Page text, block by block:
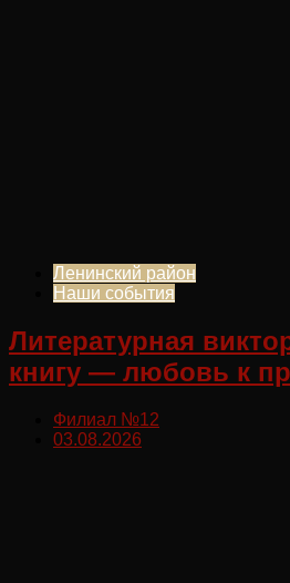
Ленинский район
Наши события
Литературная
книгу — любовь к
Филиал №12
03.08.2026